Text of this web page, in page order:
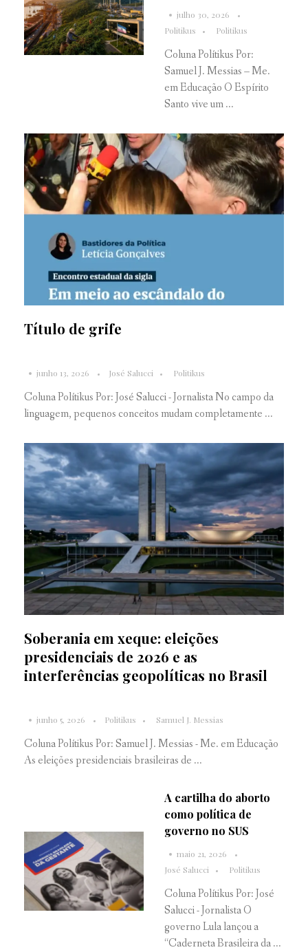
julho 30, 2026
Politikus
Politikus
Coluna Polítikus Por:
Samuel J. Messias – Me.
em Educação O Espírito
Santo vive um ...
Título de grife
junho 13, 2026 José Salucci Politikus
Coluna Polítikus Por: José Salucci - Jornalista No campo da
linguagem, pequenos conceitos mudam completamente ...
Soberania em xeque: eleições
presidenciais de 2026 e as
interferências geopolíticas no Brasil
junho 5, 2026 Politikus Samuel J. Messias
Coluna Polítikus Por: Samuel J. Messias - Me. em Educação
As eleições presidenciais brasileiras de ...
A cartilha do aborto
como política de
governo no SUS
maio 21, 2026
José Salucci
Politikus
Coluna Polítikus Por: José
Salucci - Jornalista O
governo Lula lançou a
“Caderneta Brasileira da ...